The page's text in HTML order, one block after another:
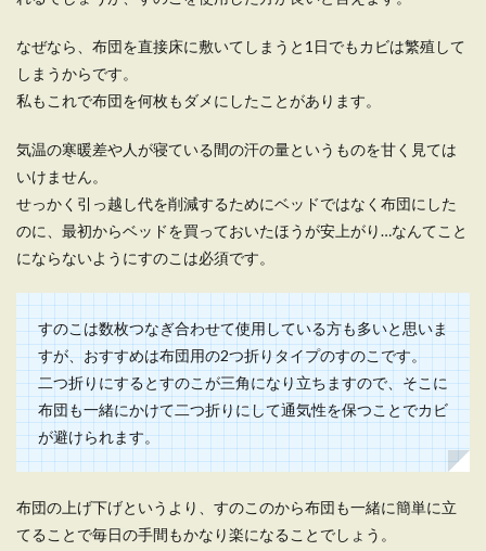
一人暮らしにおすすめ参考レイアウト
1LDKでの一人暮らしは、スペース的にも余裕が
えるの...
一人暮らしの食器の収納場所！スペー
スの活用で見た目もスッキリ
一人暮らしの部屋のキッチンというと狭くて収納
スペースがあまりないことが多いです。そうなる
と困...
なぜなら、布団を直接床に敷いてしまうと1日でもカビは繁殖して
しまうからです。
私もこれで布団を何枚もダメにしたことがあります。
気温の寒暖差や人が寝ている間の汗の量というものを甘く見ては
いけません。
せっかく引っ越し代を削減するためにベッドではなく布団にした
のに、最初からベッドを買っておいたほうが安上がり…なんてこと
にならないようにすのこは必須です。
すのこは数枚つなぎ合わせて使用している方も多いと思いま
すが、おすすめは布団用の2つ折りタイプのすのこです。
二つ折りにするとすのこが三角になり立ちますので、そこに
布団も一緒にかけて二つ折りにして通気性を保つことでカビ
が避けられます。
布団の上げ下げというより、すのこのから布団も一緒に簡単に立
てることで毎日の手間もかなり楽になることでしょう。